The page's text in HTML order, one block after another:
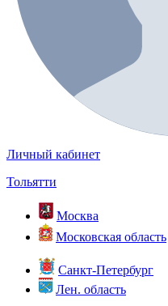
Личный кабинет
Тольятти
Москва
Московская область
Санкт-Петербург
Лен. область